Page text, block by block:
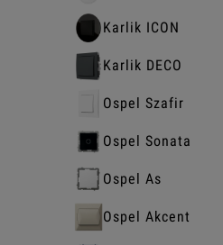
Karlik ICON
Karlik DECO
Ospel Szafir
Ospel Sonata
Ospel As
Ospel Akcent